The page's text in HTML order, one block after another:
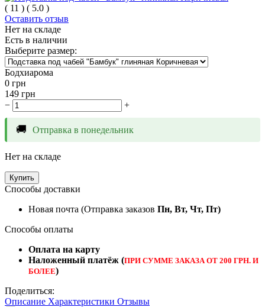
( 11 ) ( 5.0 )
Оставить отзыв
Нет на складе
Есть в наличии
Выберите размер:
Бодхиарома
0 грн
149 грн
−
+
🚚 Отправка в понедельник
Нет на складе
Купить
Способы доставки
Новая почта (Отправка заказов Пн, Вт, Чт, Пт)
Способы оплаты
Оплата на карту
Наложенный платёж (ПРИ СУММЕ ЗАКАЗА ОТ 200 ГРН. И
БОЛЕЕ)
Поделиться:
Описание Характеристики Отзывы